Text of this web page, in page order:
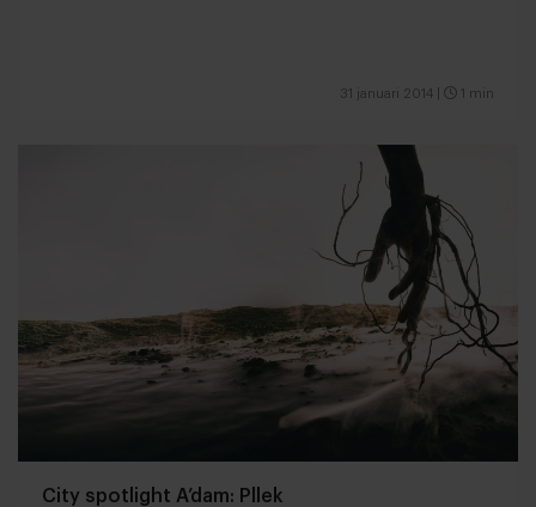
31 januari 2014 1 min
City spotlight A’dam: Pllek